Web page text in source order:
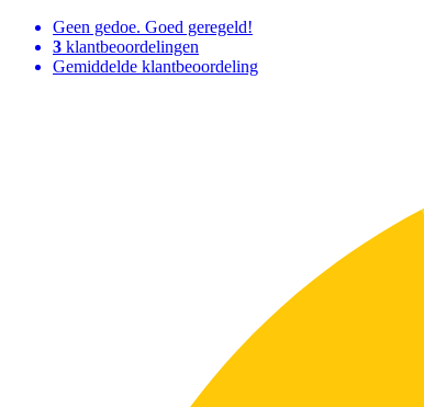
Geen gedoe. Goed geregeld!
3 klantbeoordelingen
Gemiddelde klantbeoordeling